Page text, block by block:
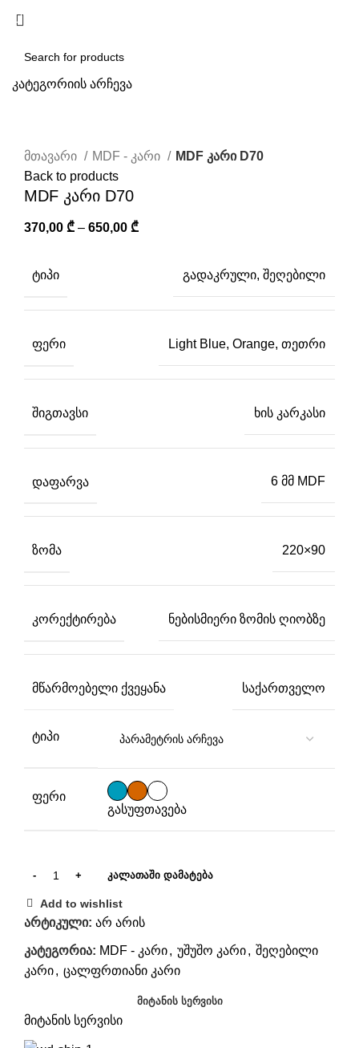
მთავარი
MDF - კარი
MDF კარი D70
Back to products
MDF კარი D70
370,00 ₾ – 650,00 ₾
ᲢᲘᲞᲘ გადაკრული, შეღებილი
ᲤᲔᲠᲘ Light Blue, Orange, თეთრი
ᲨᲘᲒᲗᲐᲕᲡᲘ ხის კარკასი
ᲓᲐᲤᲐᲠᲕᲐ 6 მმ MDF
ᲖᲝᲛᲐ 220×90
ᲙᲝᲠᲔᲥᲢᲘᲠᲔᲑᲐ ნებისმიერი ზომის ღიობზე
ᲛᲬᲐᲠᲛᲝᲔᲑᲔᲚᲘ ᲥᲕᲔᲧᲐᲜᲐ საქართველო
ᲢᲘᲞᲘ
ᲤᲔᲠᲘ
გასუფთავება
ᲙᲐᲚᲐᲗᲐᲨᲘ ᲓᲐᲛᲐᲢᲔᲑᲐ
Add to wishlist
არტიკული: არ არის
კატეგორია: MDF - კარი, უშუშო კარი, შეღებილი
კარი, ცალფრთიანი კარი
ᲛᲘᲢᲐᲜᲘᲡ ᲡᲔᲠᲕᲘᲡᲘ
მიტანის სერვისი
კატეგორიის არჩევა